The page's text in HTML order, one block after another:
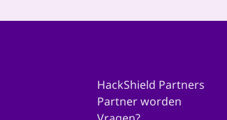
HackShield Partners
Partner worden